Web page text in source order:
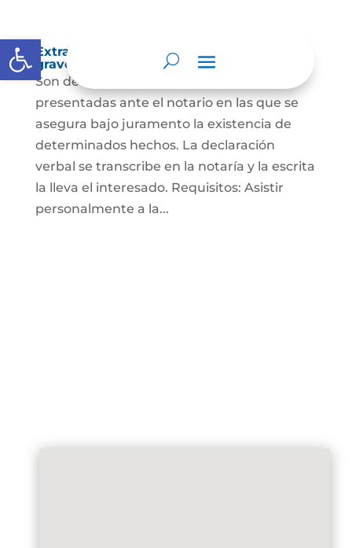
Abrir barra de herramientas
Extra-proceso o declaración bajo la
gravedad de juramento
Son declaraciones verbales o escritas
presentadas ante el notario en las que se
asegura bajo juramento la existencia de
determinados hechos. La declaración
verbal se transcribe en la notaría y la escrita
la lleva el interesado. Requisitos: Asistir
personalmente a la...